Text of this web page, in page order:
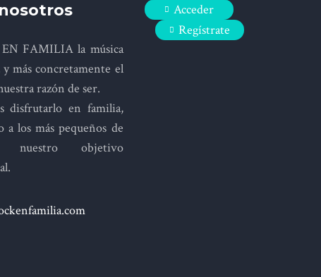
FAMILIA la música
más concretamente el
razón de ser.
disfrutarlo en familia,
a los más pequeños de
nuestro objetivo
Acceder
Regístrate